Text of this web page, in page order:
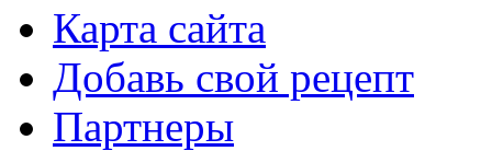
Карта сайта
Добавь свой рецепт
Партнеры